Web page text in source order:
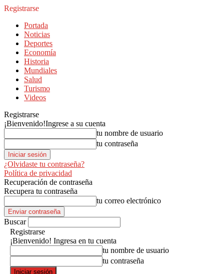
Registrarse
Portada
Noticias
Deportes
Economía
Historia
Mundiales
Salud
Turismo
Videos
Registrarse
¡Bienvenido!Ingrese a su cuenta
tu nombre de usuario
tu contraseña
¿Olvidaste tu contraseña?
Política de privacidad
Recuperación de contraseña
Recupera tu contraseña
tu correo electrónico
Buscar
Registrarse
¡Bienvenido! Ingresa en tu cuenta
tu nombre de usuario
tu contraseña